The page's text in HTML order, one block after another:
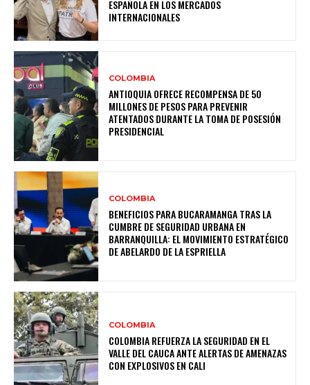
ESPAÑOLA EN LOS MERCADOS
INTERNACIONALES
COLOMBIA
ANTIOQUIA OFRECE RECOMPENSA DE 50
MILLONES DE PESOS PARA PREVENIR
ATENTADOS DURANTE LA TOMA DE POSESIÓN
PRESIDENCIAL
COLOMBIA
BENEFICIOS PARA BUCARAMANGA TRAS LA
CUMBRE DE SEGURIDAD URBANA EN
BARRANQUILLA: EL MOVIMIENTO ESTRATÉGICO
DE ABELARDO DE LA ESPRIELLA
COLOMBIA
COLOMBIA REFUERZA LA SEGURIDAD EN EL
VALLE DEL CAUCA ANTE ALERTAS DE AMENAZAS
CON EXPLOSIVOS EN CALI